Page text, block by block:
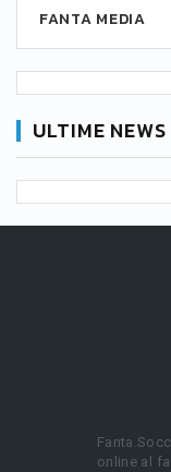
FANTA MEDIA
ULTIME
online al